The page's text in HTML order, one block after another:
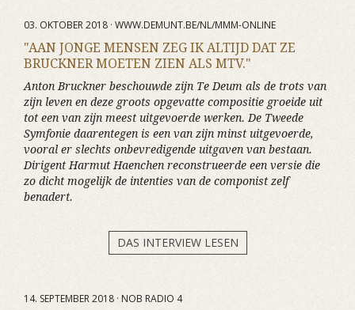
03. OKTOBER 2018 · WWW.DEMUNT.BE/NL/MMM-ONLINE
"AAN JONGE MENSEN ZEG IK ALTIJD DAT ZE
BRUCKNER MOETEN ZIEN ALS MTV."
Anton Bruckner beschouwde zijn Te Deum als de trots van
zijn leven en deze groots opgevatte compositie groeide uit
tot een van zijn meest uitgevoerde werken. De Tweede
Symfonie daarentegen is een van zijn minst uitgevoerde,
vooral er slechts onbevredigende uitgaven van bestaan.
Dirigent Harmut Haenchen reconstrueerde een versie die
zo dicht mogelijk de intenties van de componist zelf
benadert.
DAS INTERVIEW LESEN
14. SEPTEMBER 2018 · NOB RADIO 4